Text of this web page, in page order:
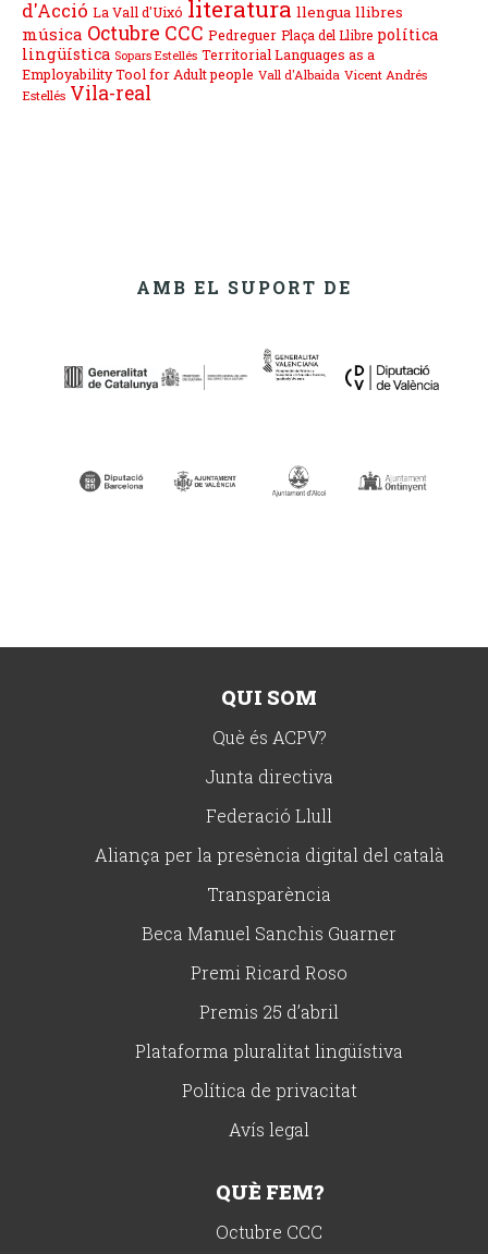
d'Acció La Vall d'Uixó literatura llengua llibres
música Octubre CCC Pedreguer Plaça del Llibre política
lingüística Sopars Estellés Territorial Languages as a
Employability Tool for Adult people Vall d'Albaida Vicent Andrés
Estellés Vila-real
AMB EL SUPORT DE
QUI SOM
Què és ACPV?
Junta directiva
Federació Llull
Aliança per la presència digital del català
Transparència
Beca Manuel Sanchis Guarner
Premi Ricard Roso
Premis 25 d’abril
Plataforma pluralitat lingüístiva
Política de privacitat
Avís legal
QUÈ FEM?
Octubre CCC